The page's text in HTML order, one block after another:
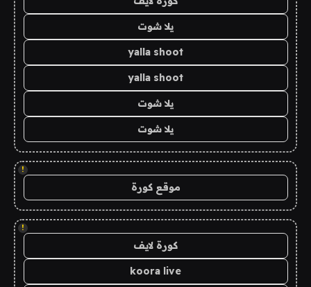
يلا شوت
yalla shoot
yalla shoot
يلا شوت
يلا شوت
!
موقع كورة
!
كورة لايف
koora live